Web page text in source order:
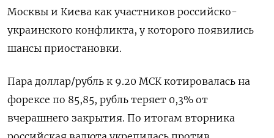
Москвы и Киева как участников российско-
украинского конфликта, у которого появились
шансы приостановки.
Пара доллар/рубль к 9.20 МСК котировалась на
форексе по 85,85, рубль теряет 0,3% от
вчерашнего закрытия. По итогам вторника